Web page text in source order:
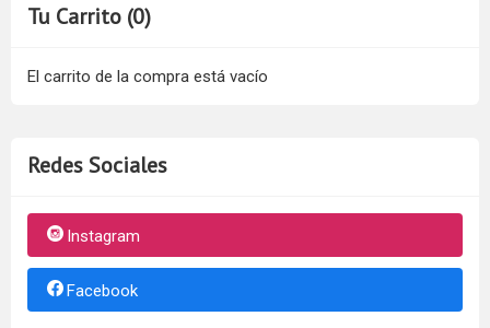
Tu Carrito (0)
El carrito de la compra está vacío
Redes Sociales
Instagram
Facebook